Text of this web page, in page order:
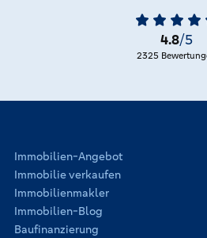
4.8/5
2325
Immobilien-Angebot
Immobilie verkaufen
Immobilienmakler
Immobilien-Blog
Baufinanzierung